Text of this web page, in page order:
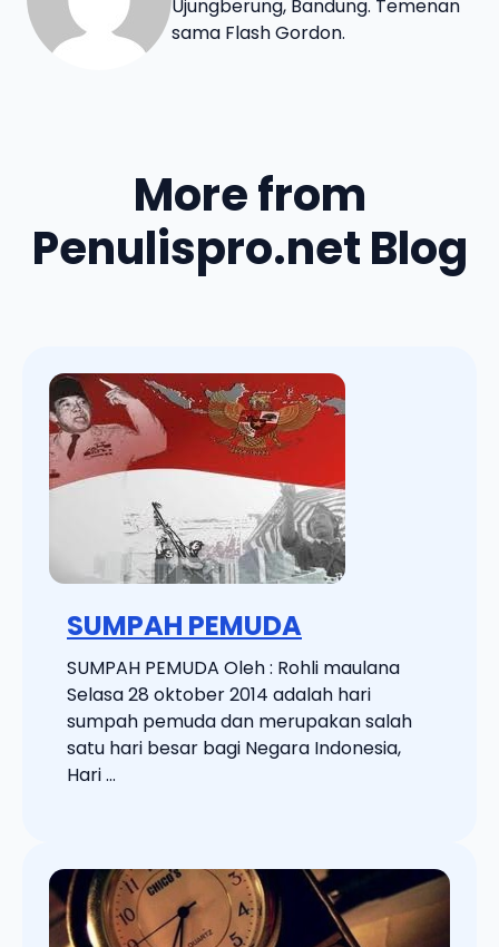
Ujungberung, Bandung. Temenan
sama Flash Gordon.
More from
Penulispro.net Blog
SUMPAH PEMUDA
SUMPAH PEMUDA Oleh : Rohli maulana
Selasa 28 oktober 2014 adalah hari
sumpah pemuda dan merupakan salah
satu hari besar bagi Negara Indonesia,
Hari ...